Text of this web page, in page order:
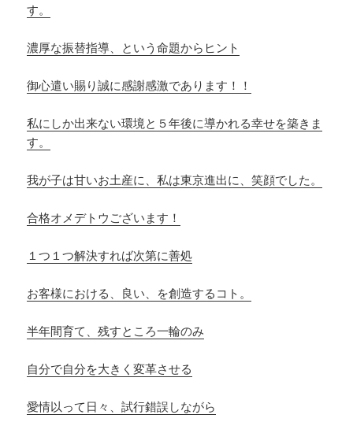
す。
濃厚な振替指導、という命題からヒント
御心遣い賜り誠に感謝感激であります！！
私にしか出来ない環境と５年後に導かれる幸せを築きま
す。
我が子は甘いお土産に、私は東京進出に、笑顔でした。
合格オメデトウございます！
１つ１つ解決すれば次第に善処
お客様における、良い、を創造するコト。
半年間育て、残すところ一輪のみ
自分で自分を大きく変革させる
愛情以って日々、試行錯誤しながら